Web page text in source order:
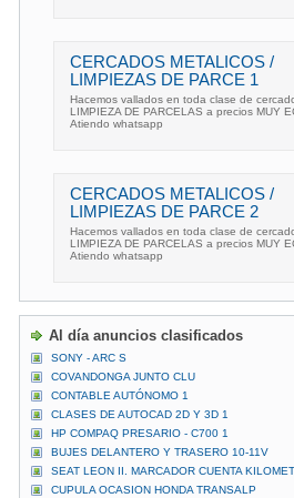
CERCADOS METALICOS /
LIMPIEZAS DE PARCE 1
Hacemos vallados en toda clase de
LIMPIEZA DE PARCELAS a precios MUY
Atiendo whatsapp
CERCADOS METALICOS /
LIMPIEZAS DE PARCE 2
Hacemos vallados en toda clase de
LIMPIEZA DE PARCELAS a precios MUY
Atiendo whatsapp
Al día anuncios clasificados
SONY - ARC S
COVANDONGA JUNTO CLU
CONTABLE AUTÓNOMO 1
CLASES DE AUTOCAD 2D Y 3D 1
HP COMPAQ PRESARIO - C700 1
BUJES DELANTERO Y TRASERO 10-11V
SEAT LEON II. MARCADOR CUENTA
CUPULA OCASION HONDA TRANSALP